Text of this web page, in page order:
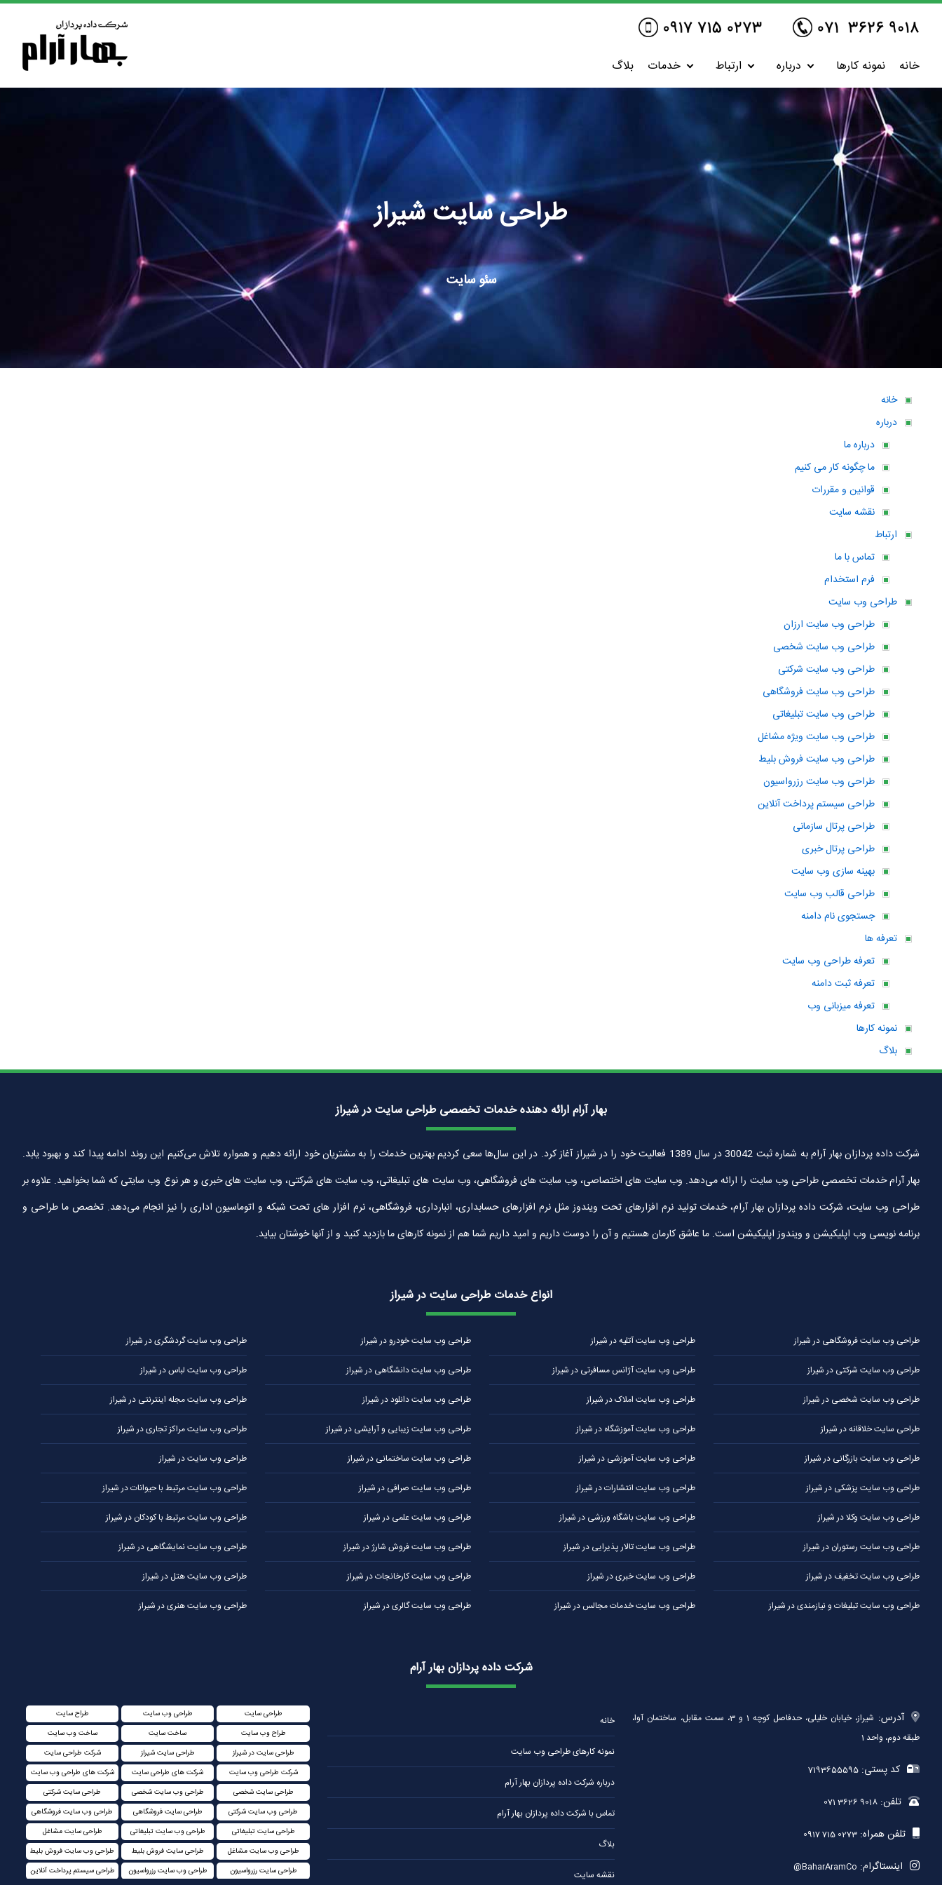
خانه نمونه کارها درباره ارتباط خدمات بلاگ
طراحی سایت شیراز
سئو سایت
خانه
درباره
درباره ما
ما چگونه کار می کنیم
قوانین و مقررات
نقشه سایت
ارتباط
تماس با ما
فرم استخدام
طراحی وب سایت
طراحی وب سایت ارزان
طراحی وب سایت شخصی
طراحی وب سایت شرکتی
طراحی وب سایت فروشگاهی
طراحی وب سایت تبلیغاتی
طراحی وب سایت ویژه مشاغل
طراحی وب سایت فروش بلیط
طراحی وب سایت رزرواسیون
طراحی سیستم پرداخت آنلاین
طراحی پرتال سازمانی
طراحی پرتال خبری
بهینه سازی وب سایت
طراحی قالب وب سایت
جستجوی نام دامنه
تعرفه ها
تعرفه طراحی وب سایت
تعرفه ثبت دامنه
تعرفه میزبانی وب
نمونه کارها
بلاگ
بهار آرام ارائه دهنده خدمات تخصصی طراحی سایت در شیراز
شرکت داده پردازان بهار آرام به شماره ثبت 30042 در سال 1389 فعالیت خود را در شیراز آغاز کرد. در این سال‌ها سعی کردیم بهترین خدمات را به مشتریان خود ارائه دهیم و همواره تلاش می‌کنیم این روند ادامه پیدا کند و بهبود یابد.
بهار آرام خدمات تخصصی طراحی وب سایت را ارائه می‌دهد. وب سایت های اختصاصی، وب سایت های فروشگاهی، وب سایت های تبلیغاتی، وب سایت های شرکتی، وب سایت های خبری و هر نوع وب سایتی که شما بخواهید. علاوه بر
طراحی وب سایت، شرکت داده پردازان بهار آرام، خدمات تولید نرم افزارهای تحت ویندوز مثل نرم افزارهای حسابداری، انبارداری، فروشگاهی، نرم افزار های تحت شبکه و اتوماسیون اداری را نیز انجام می‌دهد. تخصص ما طراحی و
برنامه نویسی وب اپلیکیشن و ویندوز اپلیکیشن است. ما عاشق کارمان هستیم و آن را دوست داریم و امید داریم شما هم از نمونه کارهای ما بازدید کنید و از آنها خوشتان بیاید.
انواع خدمات طراحی سایت در شیراز
طراحی وب سایت فروشگاهی در شیراز
طراحی وب سایت شرکتی در شیراز
طراحی وب سایت شخصی در شیراز
طراحی سایت خلاقانه در شیراز
طراحی وب سایت بازرگانی در شیراز
طراحی وب سایت پزشکی در شیراز
طراحی وب سایت وکلا در شیراز
طراحی وب سایت رستوران در شیراز
طراحی وب سایت تخفیف در شیراز
طراحی وب سایت تبلیغات و نیازمندی در شیراز
طراحی وب سایت آتلیه در شیراز
طراحی وب سایت آژانس مسافرتی در شیراز
طراحی وب سایت املاک در شیراز
طراحی وب سایت آموزشگاه در شیراز
طراحی وب سایت آموزشی در شیراز
طراحی وب سایت انتشارات در شیراز
طراحی وب سایت باشگاه ورزشی در شیراز
طراحی وب سایت تالار پذیرایی در شیراز
طراحی وب سایت خبری در شیراز
طراحی وب سایت خدمات مجالس در شیراز
طراحی وب سایت خودرو در شیراز
طراحی وب سایت دانشگاهی در شیراز
طراحی وب سایت دانلود در شیراز
طراحی وب سایت زیبایی و آرایشی در شیراز
طراحی وب سایت ساختمانی در شیراز
طراحی وب سایت صرافی در شیراز
طراحی وب سایت علمی در شیراز
طراحی وب سایت فروش شارژ در شیراز
طراحی وب سایت کارخانجات در شیراز
طراحی وب سایت گالری در شیراز
طراحی وب سایت گردشگری در شیراز
طراحی وب سایت لباس در شیراز
طراحی وب سایت مجله اینترنتی در شیراز
طراحی وب سایت مراکز تجاری در شیراز
طراحی وب سایت در شیراز
طراحی وب سایت مرتبط با حیوانات در شیراز
طراحی وب سایت مرتبط با کودکان در شیراز
طراحی وب سایت نمایشگاهی در شیراز
طراحی وب سایت هتل در شیراز
طراحی وب سایت هنری در شیراز
شرکت داده پردازان بهار آرام
آدرس:
شیراز، خیابان خلیلی، حدفاصل کوچه 1 و 3، سمت مقابل، ساختمان آوا،
طبقه دوم، واحد 1
کد پستی: 7193655595
تلفن: 071 3626 9018
تلفن همراه: 0917 715 0273
اینستاگرام: @BaharAramCo
خانه
نمونه کارهای طراحی وب سایت
درباره شرکت داده پردازان بهار آرام
تماس با شرکت داده پردازان بهار آرام
بلاگ
نقشه سایت
طراحی سایت طراحی وب سایت
طراح سایت
طراح وب سایت
ساخت سایت
ساخت وب سایت
طراحی سایت در شیراز
طراحی سایت شیراز
شرکت طراحی سایت
شرکت طراحی وب سایت
شرکت های طراحی سایت
شرکت های طراحی وب سایت
طراحی سایت شخصی
طراحی وب سایت شخصی
طراحی سایت شرکتی
طراحی وب سایت شرکتی
طراحی سایت فروشگاهی
طراحی وب سایت فروشگاهی
طراحی سایت تبلیغاتی
طراحی وب سایت تبلیغاتی
طراحی سایت مشاغل
طراحی وب سایت مشاغل
طراحی سایت فروش بلیط
طراحی وب سایت فروش بلیط
طراحی سایت رزرواسیون
طراحی وب سایت رزرواسیون طراحی سیستم پرداخت آنلاین